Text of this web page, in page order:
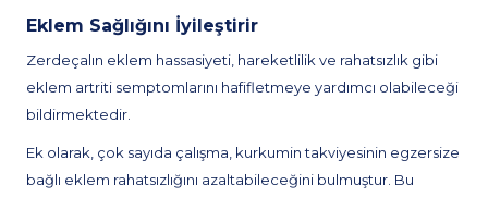
Eklem Sağlığını İyileştirir
Zerdeçalın eklem hassasiyeti, hareketlilik ve rahatsızlık gibi
eklem artriti semptomlarını hafifletmeye yardımcı olabileceği
bildirmektedir.
Ek olarak, çok sayıda çalışma, kurkumin takviyesinin egzersize
bağlı eklem rahatsızlığını azaltabileceğini bulmuştur. Bu